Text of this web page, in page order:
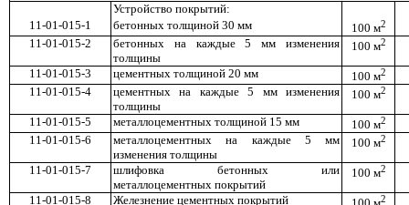
Устройство покрытий:
11-01-015-1
бетонных толщиной 30 мм 100 м2
11-01-015-2
бетонных на каждые 5 мм изменения
толщины
100 м2
11-01-015-3 цементных толщиной 20 мм 100 м2
11-01-015-4
цементных на каждые 5 мм изменения
толщины
100 м2
11-01-015-5 металлоцементных толщиной 15 мм 100 м2
11-01-015-6
металлоцементных на каждые 5 мм
изменения толщины
100 м2
11-01-015-7
шлифовка бетонных или
металлоцементных покрытий
100 м2
11-01-015-8 Железнение цементных покрытий 2